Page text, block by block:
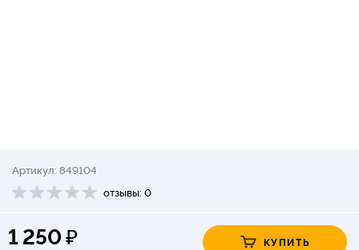
Артикул: 849104
отзывы: 0
1 250₽ КУПИТЬ